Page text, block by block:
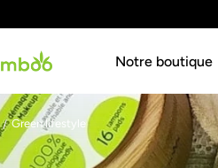
Notre boutique
Green lifestyle